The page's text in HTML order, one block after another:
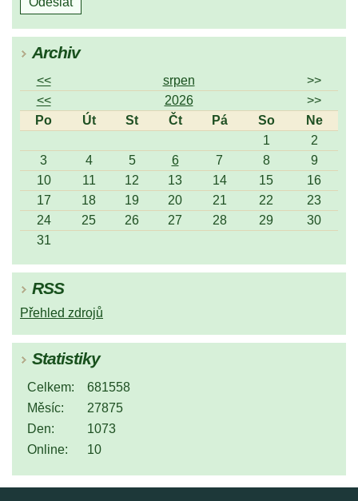
Archiv
<< srpen
>>
<<
2026
>>
Po
Út St Čt Pá So
Ne
1
2
3
4 5 6 7 8
9
10
11 12 13 14 15
16
17
18 19 20 21 22
23
24
25 26 27 28 29
30
31
RSS
Přehled zdrojů
Statistiky
Online: 10
Celkem:
681558
Měsíc:
27875
Den:
1073